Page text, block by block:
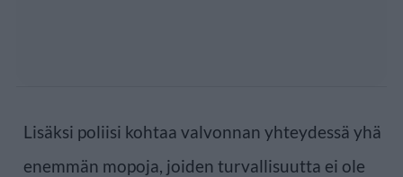
Lisäksi poliisi kohtaa valvonnan yhteydessä yhä
enemmän mopoja, joiden turvallisuutta ei ole